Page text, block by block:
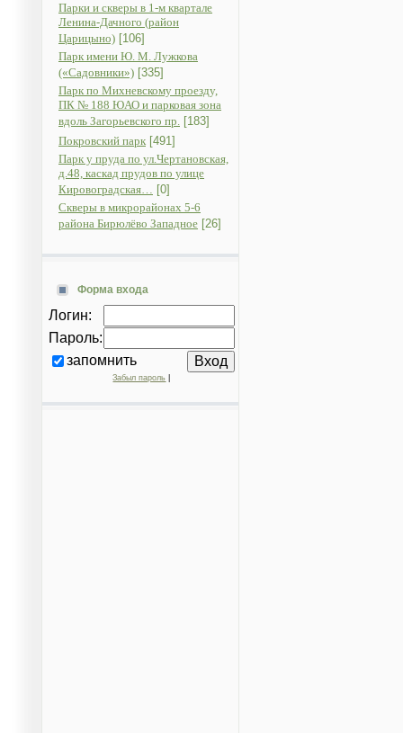
Парки и скверы в 1-м квартале
Ленина-Дачного (район
Царицыно) [106]
Парк имени Ю. М. Лужкова
(«Садовники») [335]
Парк по Михневскому проезду,
ПК № 188 ЮАО и парковая зона
вдоль Загорьевского пр. [183]
Покровский парк [491]
Парк у пруда по ул.Чертановская,
д.48, каскад прудов по улице
Кировоградская… [0]
Скверы в микрорайонах 5-6
района Бирюлёво Западное [26]
Форма входа
Логин:
Пароль:
запомнить
Забыл пароль